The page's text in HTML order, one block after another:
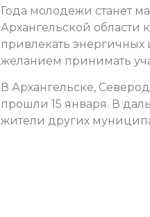
Года молодежи станет
Архангельской области
привлекать энергичных
желанием принимать
В Архангельске,
прошли 15 января. В
жители других